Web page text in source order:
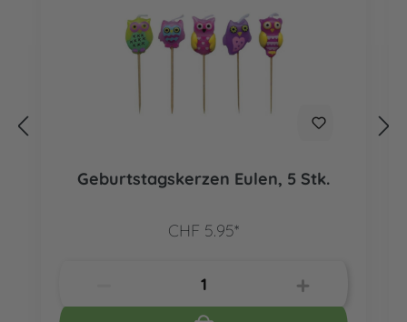
Geburtstagskerzen Eulen, 5 Stk.
CHF 5.95*